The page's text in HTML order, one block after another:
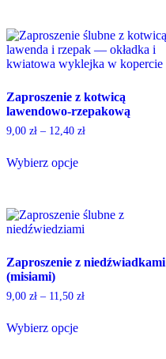
has
multiple
variants.
The
may
be
chosen
on
product
Zaproszenie z kotwicą
lawendowo-rzepakową
9,00 zł – 12,40 zł
Wybierz opcje
has
multiple
variants.
options
may
be
chosen
the
Zaproszenie z niedźwiadkami
(misiami)
9,00 zł – 11,50 zł
Wybierz opcje